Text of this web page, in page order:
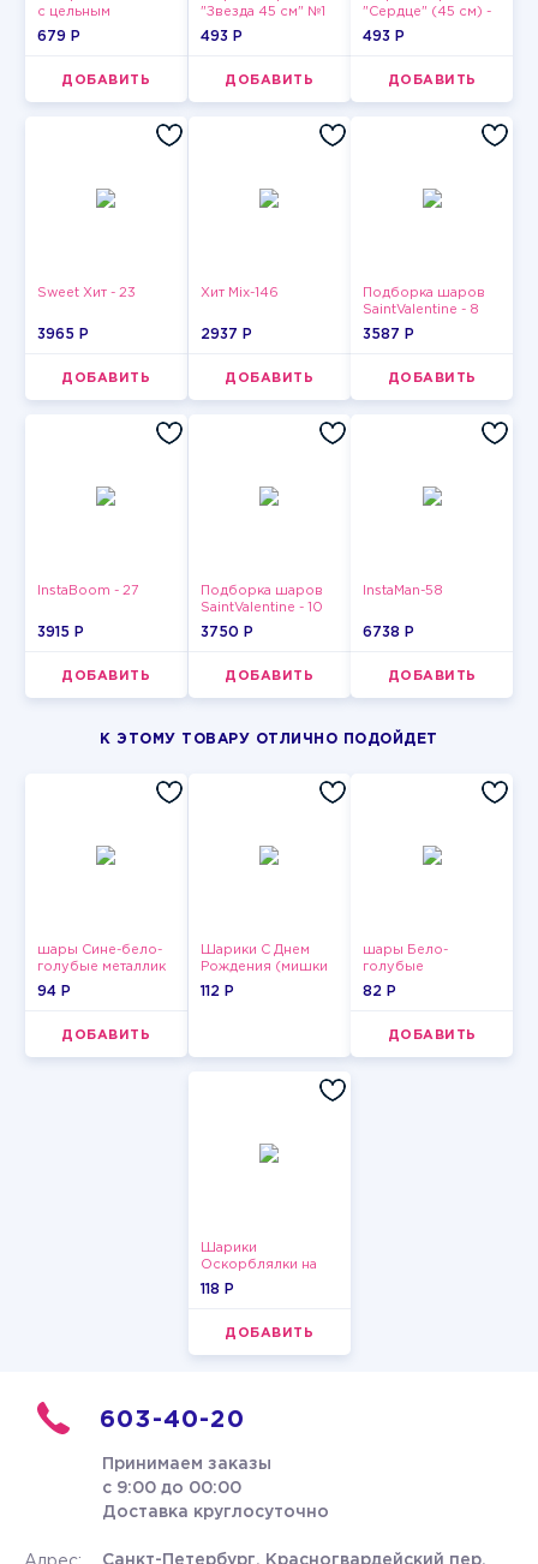
с цельным
миндальным
обсыпке 150 г
679 P
ДОБАВИТЬ
"Звезда 45 см" №1
493 P
ДОБАВИТЬ
"Сердце" (45 см) -
2
493 P
ДОБАВИТЬ
Sweet Хит - 23
3965 P
ДОБАВИТЬ
Хит Mix-146
2937 P
ДОБАВИТЬ
Подборка шаров
SaintValentine - 8
3587 P
ДОБАВИТЬ
InstaBoom - 27
3915 P
ДОБАВИТЬ
Подборка шаров
SaintValentine - 10
3750 P
ДОБАВИТЬ
InstaMan-58
6738 P
ДОБАВИТЬ
К ЭТОМУ ТОВАРУ ОТЛИЧНО ПОДОЙДЕТ
шары Сине-бело-
голубые металлик
94 P
ДОБАВИТЬ
Шарики С Днем
Рождения (мишки
и тортики)
112 P
шары Бело-
голубые
пастельные
82 P
ДОБАВИТЬ
Шарики
Оскорблялки на
день рождения для
118 P
ДОБАВИТЬ
603-40-20
Принимаем заказы
с 9:00 до 00:00
Доставка круглосуточно
Санкт-Петербург, Красногвардейский пер.